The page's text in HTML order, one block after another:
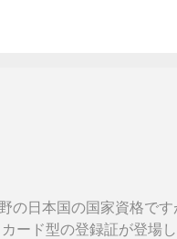
の日本国の国家資格で
ード型の登録証が登場